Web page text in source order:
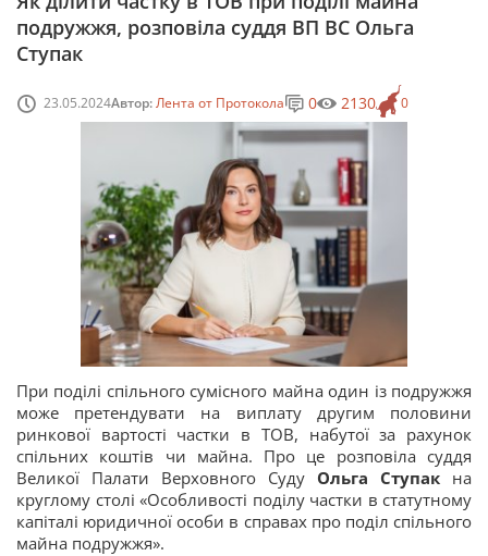
подружжя, розповіла суддя ВП ВС Ольга
Ступак
23.05.2024Автор:Лента от Протокола 0
0 2130
При поділі спільного сумісного майна один із подружжя
може претендувати на виплату другим половини
ринкової вартості частки в ТОВ, набутої за рахунок
спільних коштів чи майна. Про це розповіла суддя
Великої Палати Верховного Суду Ольга Ступак на
круглому столі «Особливості поділу частки в статутному
капіталі юридичної особи в справах про поділ спільного
майна подружжя».